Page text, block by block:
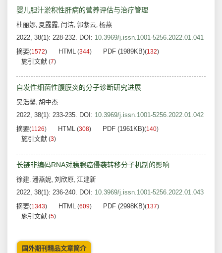
婴儿胆汁淤积性肝病的营养评估与治疗管理
杜丽娜, 夏露露, 闫洁, 郭紫云, 杨燕
2022, 38(1): 228-232. DOI: 10.3969/j.issn.1001-5256.2022.01.041
摘要(1572) HTML (344) PDF (1989KB)(132)
施引文献 (7)
自发性细菌性腹膜炎的分子诊断研究进展
吴浩馨, 胡中杰
2022, 38(1): 233-235. DOI: 10.3969/j.issn.1001-5256.2022.01.042
摘要(1126) HTML (308) PDF (1961KB)(140)
施引文献 (3)
长链非编码RNA对胰腺癌侵袭转移分子机制的影响
徐建, 潘燕妮, 刘欣原, 江建新
2022, 38(1): 236-240. DOI: 10.3969/j.issn.1001-5256.2022.01.043
摘要(1343) HTML (609) PDF (2998KB)(137)
施引文献 (5)
国外期刊精品文章简介